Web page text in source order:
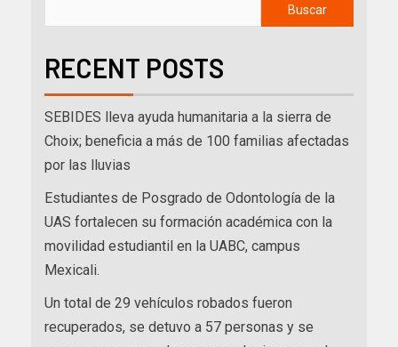
Buscar
RECENT POSTS
SEBIDES lleva ayuda humanitaria a la sierra de
Choix; beneficia a más de 100 familias afectadas
por las lluvias
Estudiantes de Posgrado de Odontología de la
UAS fortalecen su formación académica con la
movilidad estudiantil en la UABC, campus
Mexicali.
Un total de 29 vehículos robados fueron
recuperados, se detuvo a 57 personas y se